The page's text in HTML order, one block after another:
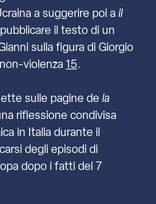
a suggerire poi a il
il testo di un
sulla figura di Giorgio
violenza 15.
sulle pagine de la
riflessione condivisa
in Italia durante il
degli episodi di
dopo i fatti del 7